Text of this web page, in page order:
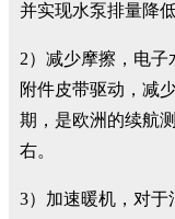
并实现水泵排量降低
2）减少摩擦，电
附件皮带驱动，减
期，是欧洲的续航
右。
3）加速暖机，对